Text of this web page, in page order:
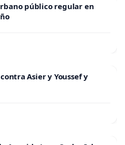
público regular en
Asier y Youssef y